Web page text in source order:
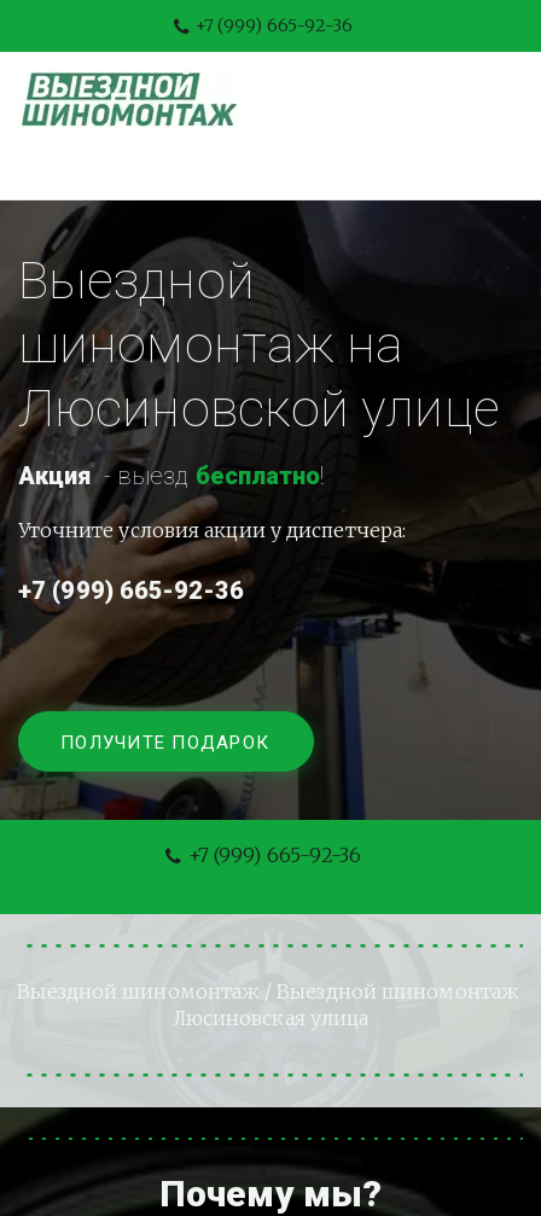
+7 (999) 665-92-36
Выездной
шиномонтаж на
Люсиновской улице
Акция - выезд бесплатно!
Уточните условия акции у диспетчера:
+7 (999) 665-92-36
ПОЛУЧИТЕ ПОДАРОК
+7 (999) 665-92-36
Выездной шиномонтаж / Выездной шиномонтаж
Люсиновская улица
Почему мы?